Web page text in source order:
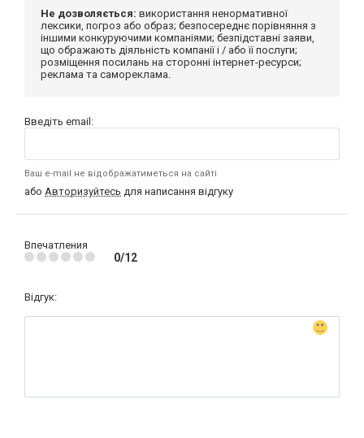
Не дозволяється: використання ненормативної
лексики, погроз або образ; безпосереднє порівняння з
іншими конкуруючими компаніями; безпідставні заяви,
що ображають діяльність компанії і / або її послуги;
розміщення посилань на сторонні інтернет-ресурси;
реклама та самореклама.
Введіть email:
Ваш e-mail не відображатиметься на сайті
або Авторизуйтесь для написання відгуку
Впечатления
0/12
Відгук: